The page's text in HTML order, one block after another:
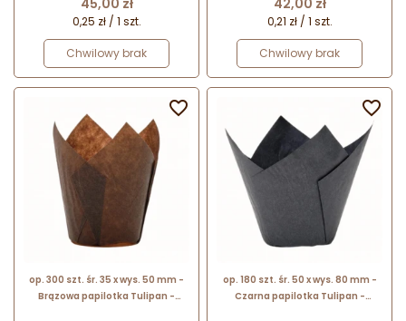
45,00 zł
0,25 zł / 1 szt.
Chwilowy brak
42,00 zł
0,21 zł / 1 szt.
Chwilowy brak
op. 300 szt. śr. 35 x wys. 50 mm -
Brązowa papilotka Tulipan -

op. 180 szt. śr. 50 x wys. 80 mm -
Czarna papilotka Tulipan -
